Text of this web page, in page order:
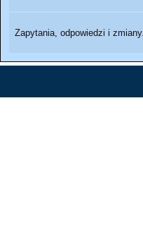
Zapytania, odpowiedzi i zmiany.